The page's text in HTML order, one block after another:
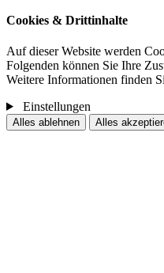
Cookies & Drittinhalte
Auf dieser Website werden
Folgenden können Sie Ihre
Weitere Informationen finden
Einstellungen
Alles ablehnen Alles